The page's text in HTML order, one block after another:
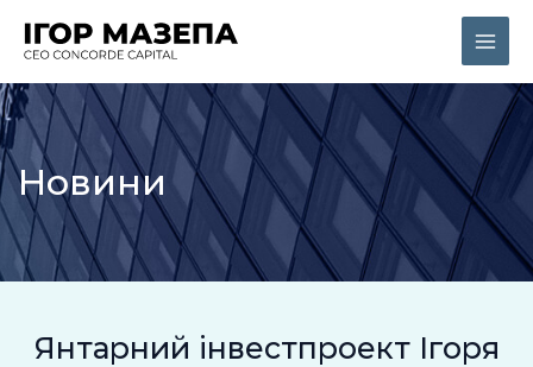
Main
Новини
Янтарний інвестпроект Ігоря